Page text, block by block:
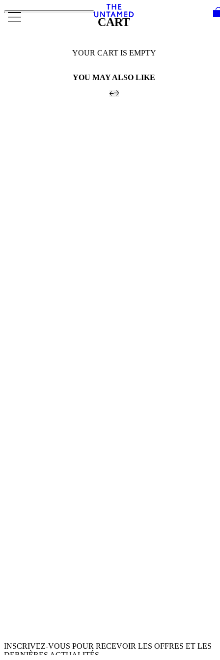
CART
YOUR CART IS EMPTY
YOU MAY ALSO LIKE
INSCRIVEZ-VOUS POUR RECEVOIR LES OFFRES ET LES
DERNIÈRES ACTUALITÉS.